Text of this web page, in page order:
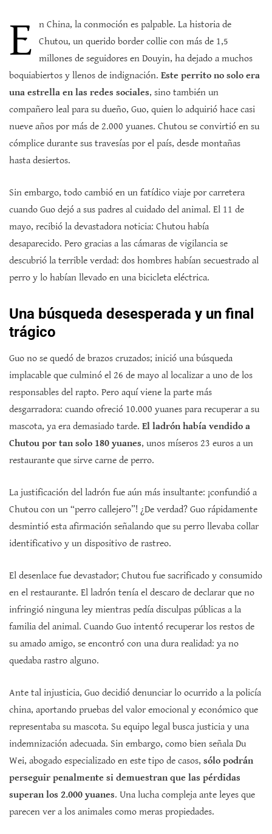
E
n China, la conmoción es palpable. La historia de
Chutou, un querido border collie con más de 1,5
millones de seguidores en Douyin, ha dejado a muchos
boquiabiertos y llenos de indignación. Este perrito no solo era
una estrella en las redes sociales, sino también un
compañero leal para su dueño, Guo, quien lo adquirió hace casi
nueve años por más de 2.000 yuanes. Chutou se convirtió en su
cómplice durante sus travesías por el país, desde montañas
hasta desiertos.
Sin embargo, todo cambió en un fatídico viaje por carretera
cuando Guo dejó a sus padres al cuidado del animal. El 11 de
mayo, recibió la devastadora noticia: Chutou había
desaparecido. Pero gracias a las cámaras de vigilancia se
descubrió la terrible verdad: dos hombres habían secuestrado al
perro y lo habían llevado en una bicicleta eléctrica.
Una búsqueda desesperada y un final
trágico
Guo no se quedó de brazos cruzados; inició una búsqueda
implacable que culminó el 26 de mayo al localizar a uno de los
responsables del rapto. Pero aquí viene la parte más
desgarradora: cuando ofreció 10.000 yuanes para recuperar a su
mascota, ya era demasiado tarde. El ladrón había vendido a
Chutou por tan solo 180 yuanes, unos míseros 23 euros a un
restaurante que sirve carne de perro.
La justificación del ladrón fue aún más insultante: ¡confundió a
Chutou con un “perro callejero”! ¿De verdad? Guo rápidamente
desmintió esta afirmación señalando que su perro llevaba collar
identificativo y un dispositivo de rastreo.
El desenlace fue devastador; Chutou fue sacrificado y consumido
en el restaurante. El ladrón tenía el descaro de declarar que no
infringió ninguna ley mientras pedía disculpas públicas a la
familia del animal. Cuando Guo intentó recuperar los restos de
su amado amigo, se encontró con una dura realidad: ya no
quedaba rastro alguno.
Ante tal injusticia, Guo decidió denunciar lo ocurrido a la policía
china, aportando pruebas del valor emocional y económico que
representaba su mascota. Su equipo legal busca justicia y una
indemnización adecuada. Sin embargo, como bien señala Du
Wei, abogado especializado en este tipo de casos, sólo podrán
perseguir penalmente si demuestran que las pérdidas
superan los 2.000 yuanes. Una lucha compleja ante leyes que
parecen ver a los animales como meras propiedades.